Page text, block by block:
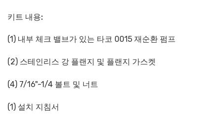
키트 내용:
(1) 내부 체크 밸브가 있는 타코 0015 재순환 펌프
(2) 스테인리스 강 플랜지 및 플랜지 가스켓
(4) 7/16"-1/4 볼트 및 너트
(1) 설치 지침서